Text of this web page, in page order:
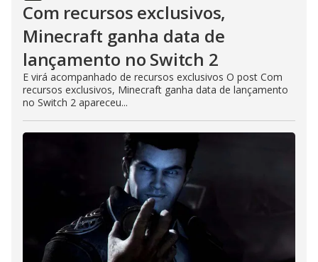
Com recursos exclusivos,
Minecraft ganha data de
lançamento no Switch 2
E virá acompanhado de recursos exclusivos O post Com
recursos exclusivos, Minecraft ganha data de lançamento
no Switch 2 apareceu...